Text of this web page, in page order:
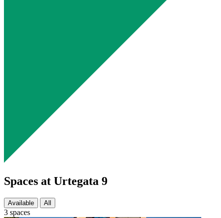
Spaces at Urtegata 9
Available All
3 spaces